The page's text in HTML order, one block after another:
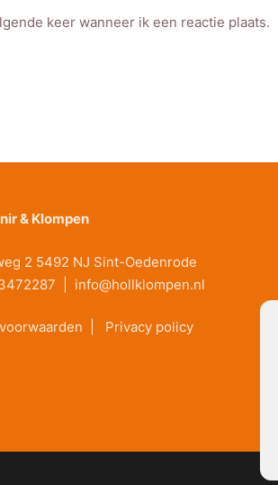
keer wanneer ik een reactie plaats.
& Klompen
2 5492 NJ Sint-Oedenrode
info@hollklompen.nl
Privacy policy